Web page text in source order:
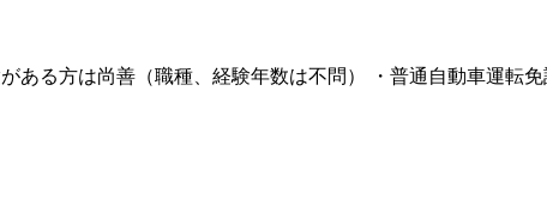
は尚善（職種、経験年数は不問） ・普通自動車運転免